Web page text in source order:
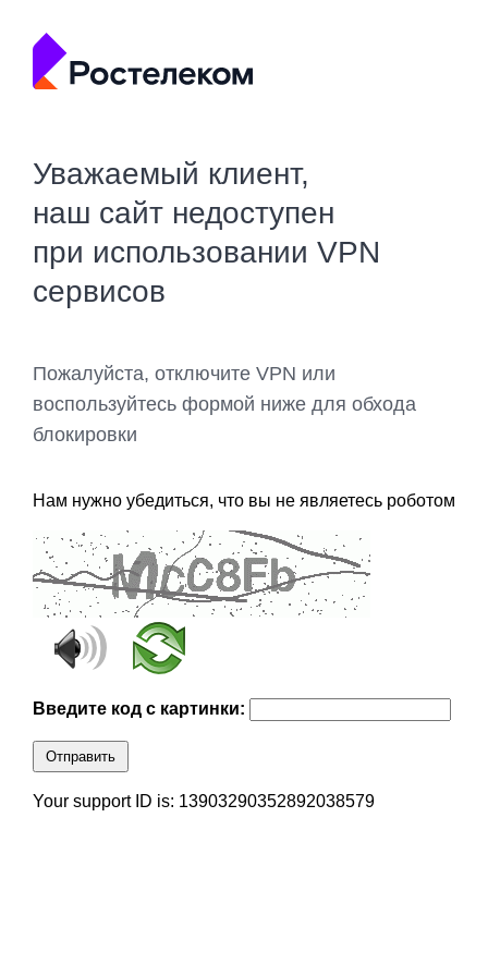
Уважаемый клиент,
наш сайт недоступен
при использовании VPN
сервисов
Пожалуйста, отключите VPN или
воспользуйтесь формой ниже для обхода
блокировки
Нам нужно убедиться, что вы не являетесь роботом
Введите код с картинки:
Отправить
Your support ID is: 13903290352892038579